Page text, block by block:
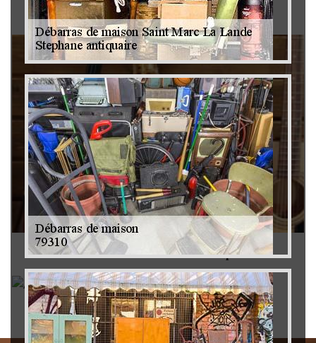
Brocanteur 79
Rachat instrument de musique 79
Achat antiquité 79